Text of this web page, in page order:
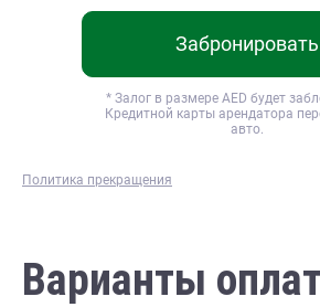
Политика прекращения
Забронировать
* Залог в размере AED будет
Кредитной карты арендатора
авто.
Варианты